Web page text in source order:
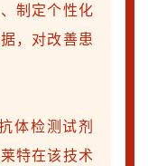
制定个性化
，对改善患
体检测试剂
特在该技术